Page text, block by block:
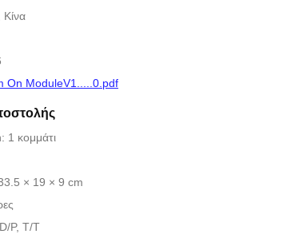
On ModuleV1.....0.pdf
1 κομμάτι
× 19 × 9 cm
P, T/T